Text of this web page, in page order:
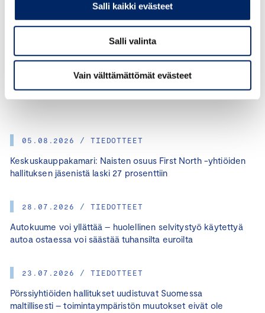
Salli kaikki evästeet
Salli valinta
Vain välttämättömät evästeet
05.08.2026 / TIEDOTTEET
Keskuskauppakamari: Naisten osuus First North -yhtiöiden
hallituksen jäsenistä laski 27 prosenttiin
28.07.2026 / TIEDOTTEET
Autokuume voi yllättää – huolellinen selvitystyö käytettyä
autoa ostaessa voi säästää tuhansilta euroilta
23.07.2026 / TIEDOTTEET
Pörssiyhtiöiden hallitukset uudistuvat Suomessa
maltillisesti – toimintaympäristön muutokset eivät ole
KATEGORIAT: MINNA AALTO-SETÄLÄ
JAA ARTIKKELI: